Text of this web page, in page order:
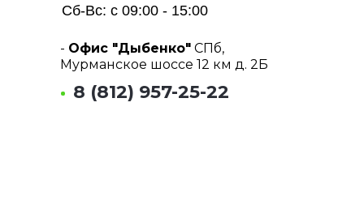
Сб-Вс: с 09:00 - 15:00
- Офис "Дыбенко" СПб,
Мурманское шоссе 12 км д. 2Б
8 (812) 957-25-22